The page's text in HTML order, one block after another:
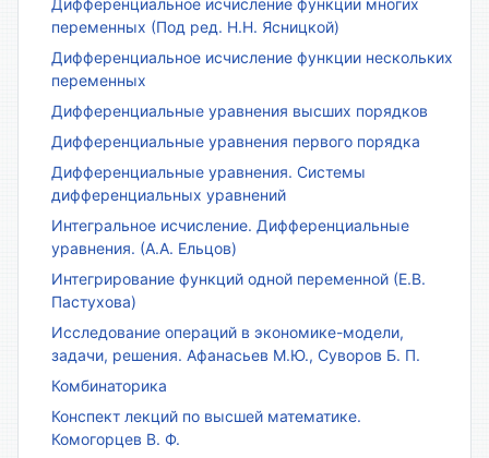
Дифференциальное исчисление функции многих
переменных (Под ред. Н.Н. Ясницкой)
Дифференциальное исчисление функции нескольких
переменных
Дифференциальные уравнения высших порядков
Дифференциальные уравнения первого порядка
Дифференциальные уравнения. Системы
дифференциальных уравнений
Интегральное исчисление. Дифференциальные
уравнения. (А.А. Ельцов)
Интегрирование функций одной переменной (Е.В.
Пастухова)
Исследование операций в экономике-модели,
задачи, решения. Афанасьев М.Ю., Суворов Б. П.
Комбинаторика
Конспект лекций по высшей математике.
Комогорцев В. Ф.